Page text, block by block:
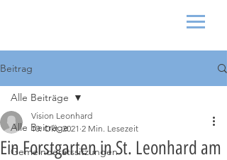
Beitrag
Alle Beiträge
Gemeinderatssitzungen
Alle Beiträge
Ein Forstgarten in St. Leonhard am
Vision Leonhard
10. Okt. 2021 2 Min. Lesezeit